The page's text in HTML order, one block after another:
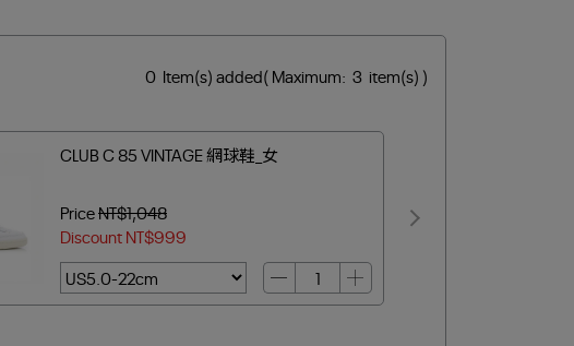
0 Item(s) added( Maximum: 3 item(s) )
CLUB C 85 VINTAGE 網球鞋_女
PriceNT$1,048
DiscountNT$999